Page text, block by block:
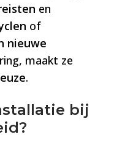
en
of
nieuwe
maakt ze
​​.
bij